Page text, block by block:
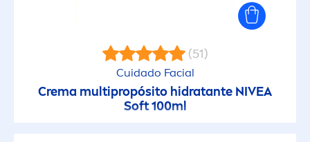
Invisible Black & White
(51)
Cuidado Facial
Crema multipropósito hidratante NIVEA
Soft 100ml